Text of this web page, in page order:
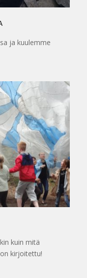
ja kuulemme
kuin mitä
kirjoitettu!